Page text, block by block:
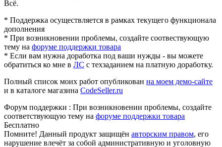
Всё.
* Поддержка осуществляется в рамках текущего функционала
дополнения
* При возникновении проблемы, создайте соотвествующую
тему на форуме поддержки товара
* Если вам нужна доработка под ваши нужды - вы можете
обратиться ко мне в ЛС с техзаданием на платную доработку.
Полный список моих работ опубликован на моем демо-сайте
и в каталоге магазина CodeSeller.ru
Форум поддержки : При возникновении проблемы, создайте
соответствующую тему на форуме поддержки товара
Бесплатно
Помните! Данный продукт защищён авторским правом, его
нарушение влечёт за собой административную и уголовную